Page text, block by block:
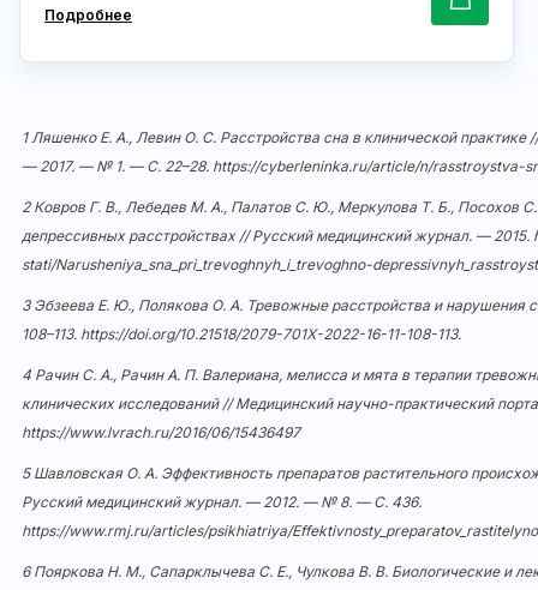
Подробнее
1 Ляшенко Е. А., Левин О. С. Расстройства сна в клинической практике
— 2017. — № 1. — С. 22–28. https://cyberleninka.ru/article/n/rasstroystva-
2 Ковров Г. В., Лебедев М. А., Палатов С. Ю., Меркулова Т. Б., Посохов
депрессивных расстройствах // Русский медицинский журнал. — 2015.
stati/Narusheniya_sna_pri_trevoghnyh_i_trevoghno-
3 Эбзеева Е. Ю., Полякова О. А. Тревожные расстройства и
108–113. https://doi.org/10.21518/2079-701X-2022-16-11-108-113.
4 Рачин С. А., Рачин А. П. Валериана, мелисса и мята в терапии
клинических исследований // Медицинский научно-практический
https://www.lvrach.ru/2016/06/15436497
5 Шавловская О. А. Эффективность препаратов растительного
Русский медицинский журнал. — 2012. — № 8. — С. 436.
https://www.rmj.ru/articles/psikhiatriya/
6 Пояркова Н. М., Сапарклычева С. Е., Чулкова В. В. Биологические и